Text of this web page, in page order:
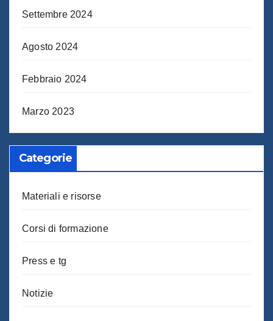
Settembre 2024
Agosto 2024
Febbraio 2024
Marzo 2023
Categorie
Materiali e risorse
Corsi di formazione
Press e tg
Notizie